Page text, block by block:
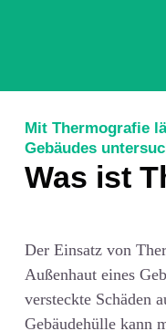
Mit Thermografie
Gebäudes
Was ist
Der Einsatz von
Außenhaut eines
versteckte Schäden
Gebäudehülle kann